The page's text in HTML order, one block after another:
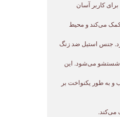
را برای کاربر آسان
می‌کند و محیط
جنس استیل ضد زنگ
شستشو می‌شود. این
به طور یکنواخت بر
می‌کند.